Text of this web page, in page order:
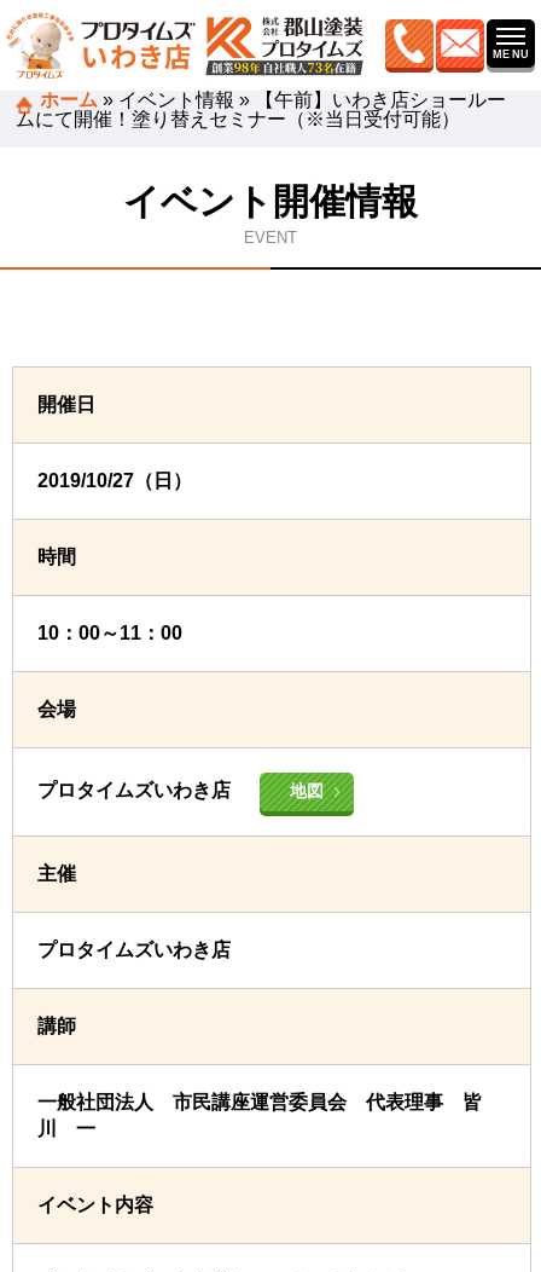
ホーム » イベント情報 »
【午前】いわき店ショールー
ムにて開催！塗り替えセミナー（※当日受付可能）
イベント開催情報
EVENT
開催日
2019/10/27（日）
時間
10：00～11：00
会場
プロタイムズいわき店 地図
主催
プロタイムズいわき店
講師
一般社団法人 市民講座運営委員会 代表理事 皆
川 一
イベント内容